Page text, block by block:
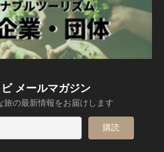
メールマガジン
旅の最新情報をお届けします